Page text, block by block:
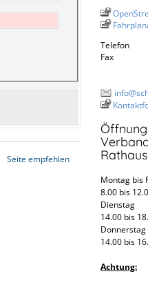
Seite empfehlen
Telefon
Fax
Montag bis
8.00 bis
14.00 bis
Donnerstag
14.00 bis
Achtung: